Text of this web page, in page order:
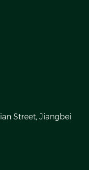
Street, Jiangbei